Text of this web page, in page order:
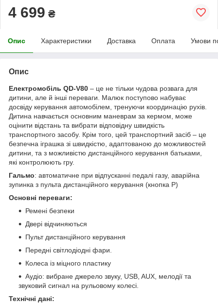
4 699 ₴
Опис Характеристики Доставка Оплата Умови
Опис
Електромобіль QD-V80 – це не тільки чудова розвага для
дитини, але й інші переваги. Малюк поступово набуває
досвіду керування автомобілем, тренуючи координацію рухів.
Дитина навчається основним маневрам за кермом, може
оцінити відстань та вибрати відповідну швидкість
транспортного засобу. Крім того, цей транспортний засіб – це
безпечна іграшка зі швидкістю, адаптованою до можливостей
дитини, та з можливістю дистанційного керування батьками,
які контролюють гру.
Гальмо: автоматичне при відпусканні педалі газу, аварійна
зупинка з пульта дистанційного керування (кнопка P)
Основні переваги:
Ремені безпеки
Двері відчиняються
Пульт дистанційного керування
Передні світлодіодні фари.
Колеса із міцного пластику
Аудіо: вибране джерело звуку, USB, AUX, мелодії та
звуковий сигнал на рульовому колесі.
Технічні дані: